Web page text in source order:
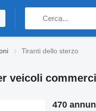
Tiranti dello sterzo
veicoli
470